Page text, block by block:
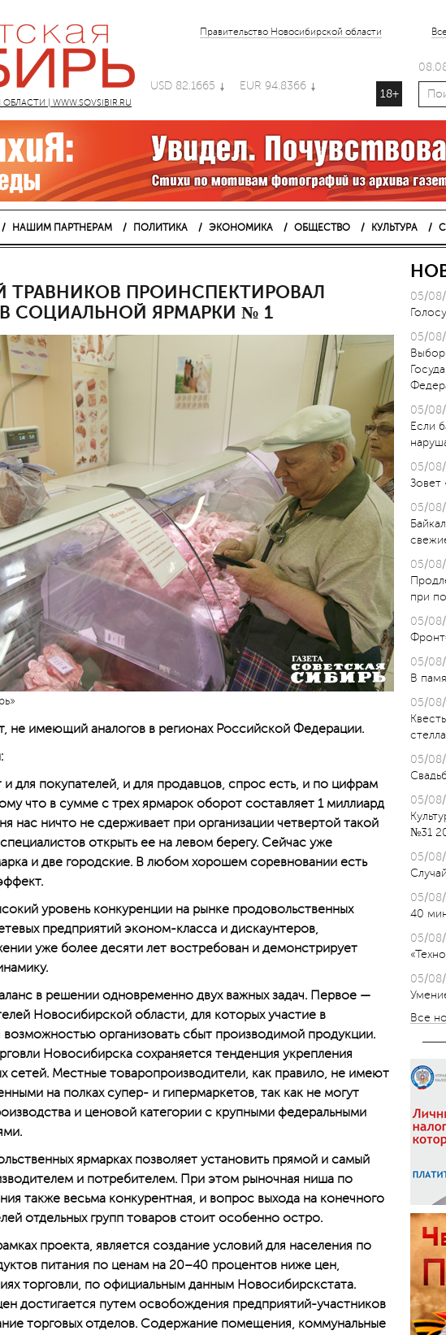
| WWW.SOVSIBIR.RU
Правительство Новосибирской области
USD 82.1665 EUR 94.8366
18+
НАШИМ ПАРТНЕРАМ ПОЛИТИКА ЭКОНОМИКА ОБЩЕСТВО КУЛЬТУРА
ТРАВНИКОВ ПРОИНСПЕКТИРОВАЛ
СОЦИАЛЬНОЙ ЯРМАРКИ № 1
не имеющий аналогов в регионах Российской Федерации.
для покупателей, и для продавцов, спрос есть, и по цифрам
что в сумме с трех ярмарок оборот составляет 1 миллиард
нас ничто не сдерживает при организации четвертой такой
открыть ее на левом берегу. Сейчас уже
и две городские. В любом хорошем соревновании есть
уровень конкуренции на рынке продовольственных
предприятий эконом-класса и дискаунтеров,
уже более десяти лет востребован и демонстрирует
в решении одновременно двух важных задач. Первое —
Новосибирской области, для которых участие в
организовать сбыт производимой продукции.
Новосибирска сохраняется тенденция укрепления
сетей. Местные товаропроизводители, как правило, не имеют
на полках супер- и гипермаркетов, так как не могут
и ценовой категории с крупными федеральными
ярмарках позволяет установить прямой и самый
и потребителем. При этом рыночная ниша по
также весьма конкурентная, и вопрос выхода на конечного
отдельных групп товаров стоит особенно остро.
проекта, является создание условий для населения по
питания по ценам на 20–40 процентов ниже цен,
торговли, по официальным данным Новосибирскстата.
достигается путем освобождения предприя­тий-участников
торговых отделов. Содержание помещения, коммунальные
05/
05/
05/
Если
05/
Зовет
05/
05/08/
при
05/08/
05/08/
В
05/
05/
05/
№31
05/08/
05/08/
40
05/
05/
Все